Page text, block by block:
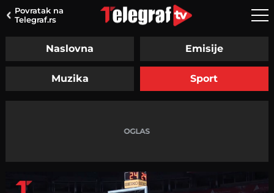
Povratak na
Telegraf.rs
Naslovna Emisije
Muzika Sport